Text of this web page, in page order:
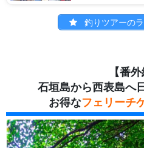
釣りツアーの
【番外
石垣島から西表島へ
お得なフェリーチ